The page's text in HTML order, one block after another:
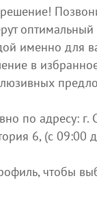
оптимальный
именно для
в
по адресу: г.
6, (с 09:00
чтобы